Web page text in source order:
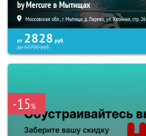
by Mercure в Мытищах
Московская обл., г. Мытищи, д. Ларево, ул. Хвойная, стр. 26
от 2828 руб.
до65700руб.
-15%